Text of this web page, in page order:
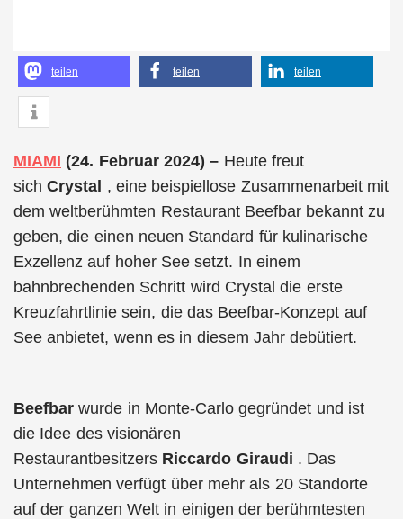
teilen teilen teilen
MIAMI (24. Februar 2024) – Heute freut
sichCrystal , eine beispiellose Zusammenarbeit mit
dem weltberühmten Restaurant Beefbar bekannt zu
geben, die einen neuen Standard für kulinarische
Exzellenz auf hoher See setzt. In einem
bahnbrechenden Schritt wird Crystal die erste
Kreuzfahrtlinie sein, die das Beefbar-Konzept auf
See anbietet, wenn es in diesem Jahr debütiert.
Beefbar wurde in Monte-Carlo gegründet und ist
die Idee des visionären
Restaurantbesitzers Riccardo Giraudi . Das
Unternehmen verfügt über mehr als 20 Standorte
auf der ganzen Welt in einigen der berühmtesten